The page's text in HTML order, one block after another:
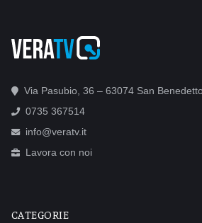
Via Pasubio, 36 – 63074 San
0735 367514
info@veratv.it
Lavora con noi
CATEGORIE